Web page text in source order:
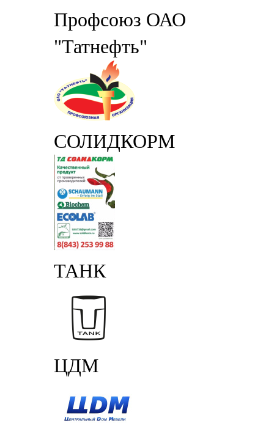
Профсоюз ОАО
"Татнефть"
СОЛИДКОРМ
ТАНК
ЦДМ